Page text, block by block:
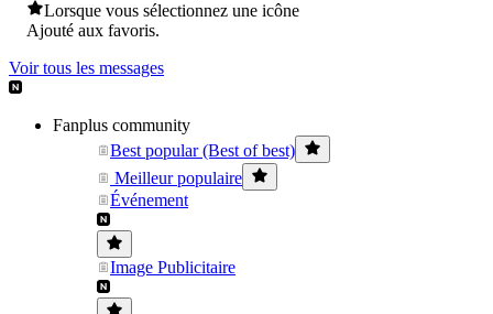
Lorsque vous sélectionnez une icône
Ajouté aux favoris.
Voir tous les messages
Fanplus community
Best popular (Best of best)
Meilleur populaire
Événement
Image Publicitaire